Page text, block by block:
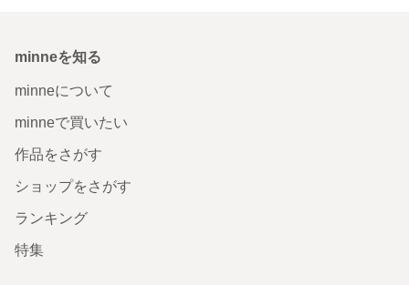
minneを知る
minneについて
minneで買いたい
作品をさがす
ショップをさがす
ランキング
特集